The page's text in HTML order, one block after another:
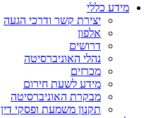
מידע כללי
יצירת קשר ודרכי הגעה
אלפון
דרושים
נהלי האוניברסיטה
מכרזים
מידע לשעת חירום
מבקרת האוניברסיטה
תקנון משמעת ופסקי דין